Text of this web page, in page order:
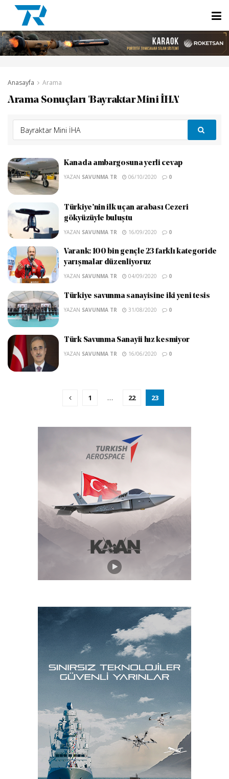
Anasayfa Arama
Arama Sonuçları 'Bayraktar Mini İHA'
Kanada ambargosuna yerli cevap
YAZAN SAVUNMA TR 06/10/2020 0
Türkiye’nin ilk uçan arabası Cezeri
gökyüzüyle buluştu
YAZAN SAVUNMA TR 16/09/2020 0
Varank: 100 bin gençle 23 farklı kategoride
yarışmalar düzenliyoruz
YAZAN SAVUNMA TR 04/09/2020 0
Türkiye savunma sanayisine iki yeni tesis
YAZAN SAVUNMA TR 31/08/2020 0
Türk Savunma Sanayii hız kesmiyor
YAZAN SAVUNMA TR 16/06/2020 0
1 … 22 23